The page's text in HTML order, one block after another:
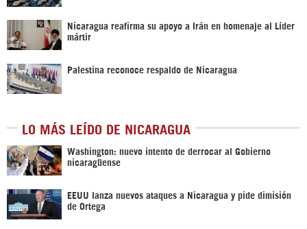
Nicaragua reafirma su apoyo a Irán en homenaje al Líder
mártir
Palestina reconoce respaldo de Nicaragua
LO MÁS LEÍDO DE NICARAGUA
Washington: nuevo intento de derrocar al Gobierno
nicaragüense
EEUU lanza nuevos ataques a Nicaragua y pide dimisión
de Ortega